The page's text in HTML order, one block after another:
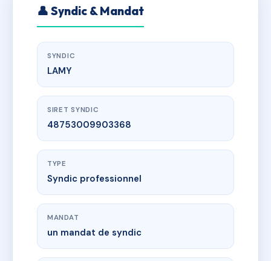
👤 Syndic & Mandat
SYNDIC
LAMY
SIRET SYNDIC
48753009903368
TYPE
Syndic professionnel
MANDAT
un mandat de syndic